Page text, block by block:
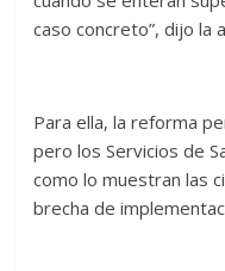
caso concreto”, dijo la
Para ella, la reforma
pero los Servicios de
como lo muestran las
brecha de